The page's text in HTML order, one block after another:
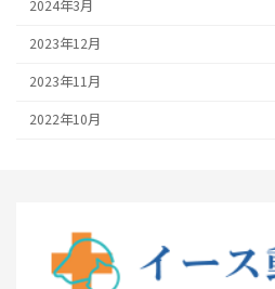
2024年3月
2023年12月
2023年11月
2022年10月